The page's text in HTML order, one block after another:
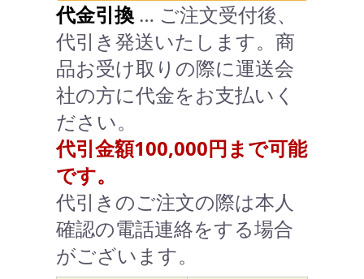
代金引換 … ご注文受付後、
代引き発送いたします。商
品お受け取りの際に運送会
社の方に代金をお支払いく
ださい。
代引金額100,000円まで可能
です。
代引きのご注文の際は本人
確認の電話連絡をする場合
がございます。